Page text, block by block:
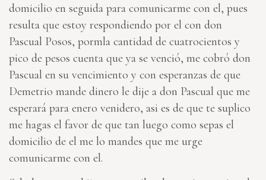
domicilio en seguida para comunicarme con el, pues
resulta que estoy respondiendo por el con don
Pascual Posos, pormla cantidad de cuatrocientos y
pico de pesos cuenta que ya se venció, me cobró don
Pascual en su vencimiento y con esperanzas de que
Demetrio mande dinero le dije a don Pascual que me
esperará para enero venidero, asi es de que te suplico
me hagas el favor de que tan luego como sepas el
domicilio de el me lo mandes que me urge
comunicarme con el.